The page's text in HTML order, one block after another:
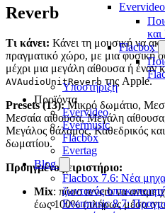
Evervideo
Flacbox
Υποστήριξη
Προϊόντα
Evervideo
Evermusic
Flacbox
Evertag
Blog
Flacbox 7.6: Νέα
ζωντανός
Evermusic 8.7:
Reverb
Τι κάνει: Κάνει τη μουσική να
πραγματικό χώρο, με μια φυσική
μέχρι μια μεγάλη αίθουσα ή έναν
AVAudioUnitReverb της Apple.
Presets (13):Μικρό δωμάτιο,
Μεσαία αίθουσα, Μεγάλη
Μεγάλος θάλαμος, Καθεδρικός
δωματίου.
Προηγμένο χειριστήριο:
Mix: πόσο reverb να
έως 100% (πλήρως μέσα